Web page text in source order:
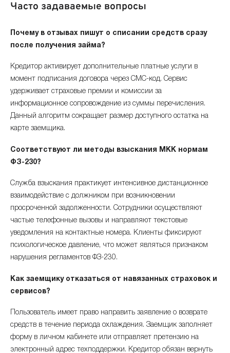
Часто задаваемые вопросы
Почему в отзывах пишут о списании средств сразу
после получения займа?
Кредитор активирует дополнительные платные услуги в
момент подписания договора через СМС-код. Сервис
удерживает страховые премии и комиссии за
информационное сопровождение из суммы перечисления.
Данный алгоритм сокращает размер доступного остатка на
карте заемщика.
Соответствуют ли методы взыскания МКК нормам
ФЗ-230?
Служба взыскания практикует интенсивное дистанционное
взаимодействие с должником при возникновении
просроченной задолженности. Сотрудники осуществляют
частые телефонные вызовы и направляют текстовые
уведомления на контактные номера. Клиенты фиксируют
психологическое давление, что может являться признаком
нарушения регламентов ФЗ-230.
Как заемщику отказаться от навязанных страховок и
сервисов?
Пользователь имеет право направить заявление о возврате
средств в течение периода охлаждения. Заемщик заполняет
форму в личном кабинете или отправляет претензию на
электронный адрес техподдержки. Кредитор обязан вернуть